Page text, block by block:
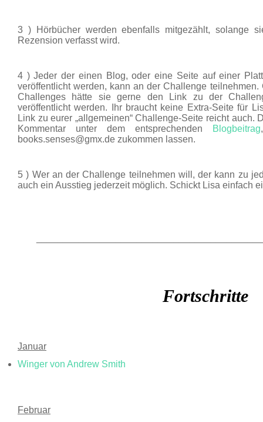
3 ) Hörbücher werden ebenfalls mitgezählt, solange
Rezension verfasst wird.
4 ) Jeder der einen Blog, oder eine Seite auf einer
veröffentlicht werden, kann an der Challenge
Challenges hätte sie gerne den Link zu der
veröffentlicht werden. Ihr braucht keine Extra-Seite für
Link zu eurer „allgemeinen“ Challenge-Seite reicht auch.
Kommentar unter dem entsprechenden
Blogbeitrag
books.senses@gmx.de zukommen lassen.
5 ) Wer an der Challenge teilnehmen will, der kann zu
auch ein Ausstieg jederzeit möglich. Schickt Lisa einfach
Fortschritte
Januar
Winger von Andrew Smith
Februar